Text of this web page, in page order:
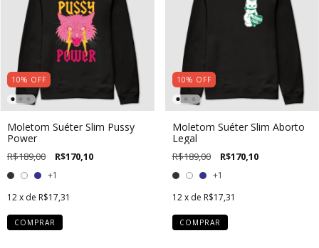
10% OFF
Moletom Suéter Slim Pussy
Power
R$189,00 R$170,10
+1
12x de R$17,31
COMPRAR
10% OFF
Moletom Suéter Slim Aborto
Legal
R$189,00 R$170,10
+1
12 x de R$17,31
COMPRAR